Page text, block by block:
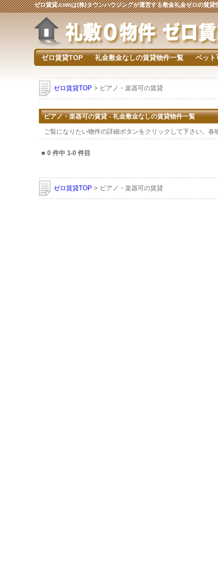
ゼロ賃貸.comは(株)タウンハウジングが運営する敷金礼金ゼロの賃貸
ゼロ賃貸TOP 礼金敷金なしの賃貸物件一覧 ペット
ゼロ賃貸TOP > ピアノ・楽器可の賃貸
ピアノ・楽器可の賃貸 - 礼金敷金なしの賃貸物件一覧
ご覧になりたい物件の詳細ボタンをクリックして下さい。各
■ 0 件中 1-0 件目
ゼロ賃貸TOP > ピアノ・楽器可の賃貸